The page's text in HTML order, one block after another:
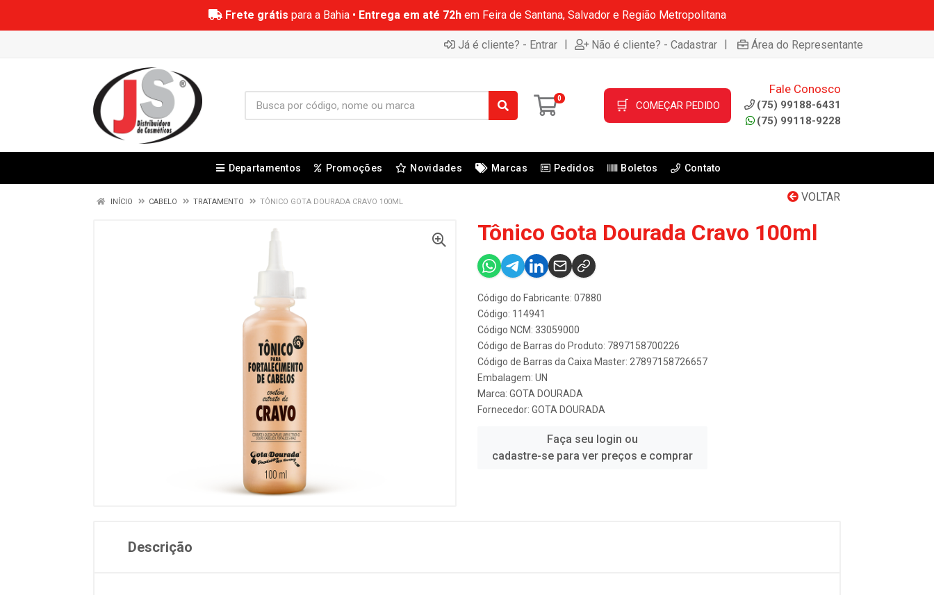
Frete grátis para a Bahia • Entrega em até 72hem Feira de Santana, Salvador e Região Metropolitana
Já é cliente? - Entrar | Não é cliente? - Cadastrar | Área do Representante
0 🛒 COMEÇAR PEDIDO
Fale Conosco
(75) 99188-6431
(75) 99118-9228
Departamentos Promoções Novidades Marcas Pedidos Boletos Contato
VOLTAR
INÍCIO CABELO TRATAMENTO TÔNICO GOTA DOURADA CRAVO 100ML
Tônico Gota Dourada Cravo 100ml
Código do Fabricante: 07880
Código: 114941
Código NCM: 33059000
Código de Barras do Produto: 7897158700226
Código de Barras da Caixa Master: 27897158726657
Embalagem: UN
Marca: GOTA DOURADA
Fornecedor: GOTA DOURADA
Faça seu login ou
cadastre-se para ver preços e comprar
Descrição